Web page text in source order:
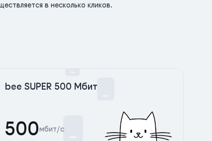
в несколько кликов.
bee SUPER 500 Мбит
500мбит/с